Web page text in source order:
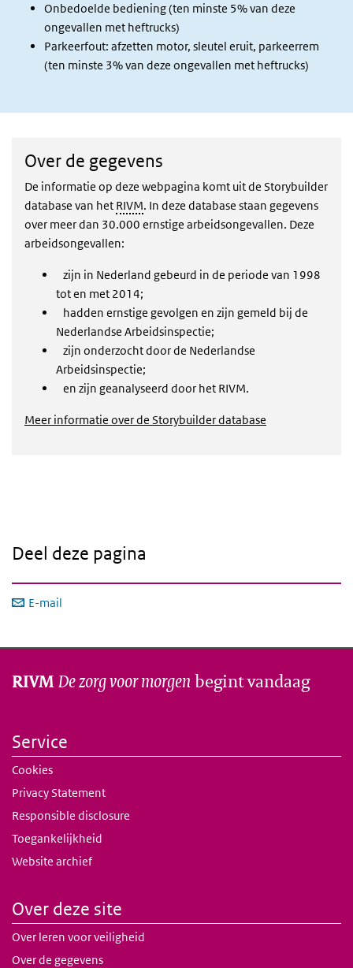
Onbedoelde bediening (ten minste 5% van deze
ongevallen met heftrucks)
Parkeerfout: afzetten motor, sleutel eruit, parkeerrem
(ten minste 3% van deze ongevallen met heftrucks)
Over de gegevens
De informatie op deze webpagina komt uit de Storybuilder
database van het RIVM. In deze database staan gegevens
over meer dan 30.000 ernstige arbeidsongevallen. Deze
arbeidsongevallen:
zijn in Nederland gebeurd in de periode van 1998
tot en met 2014;
hadden ernstige gevolgen en zijn gemeld bij de
Nederlandse Arbeidsinspectie;
zijn onderzocht door de Nederlandse
Arbeidsinspectie;
en zijn geanalyseerd door het RIVM.
Meer informatie over de Storybuilder database
Deel deze pagina
E-mail
RIVMDe zorg voor morgen begint vandaag
Service
Cookies
Privacy Statement
Responsible disclosure
Toegankelijkheid
Website archief
Over deze site
Over leren voor veiligheid
Over de gegevens